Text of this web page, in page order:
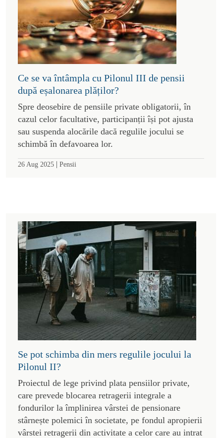
Ce se va întâmpla cu Pilonul III de pensii
după eșalonarea plăților?
Spre deosebire de pensiile private obligatorii, în
cazul celor facultative, participanții își pot ajusta
sau suspenda alocările dacă regulile jocului se
schimbă în defavoarea lor.
26 Aug 2025 | Pensii
Se pot schimba din mers regulile jocului la
Pilonul II?
Proiectul de lege privind plata pensiilor private,
care prevede blocarea retragerii integrale a
fondurilor la împlinirea vârstei de pensionare
stârnește polemici în societate, pe fondul apropierii
vârstei retragerii din activitate a celor care au intrat